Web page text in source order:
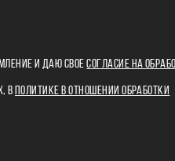
И ДАЮ СВОЕСОГЛАСИЕ НА
В
ПОЛИТИКЕ В ОТНОШЕНИИ ОБРАБОТКИ